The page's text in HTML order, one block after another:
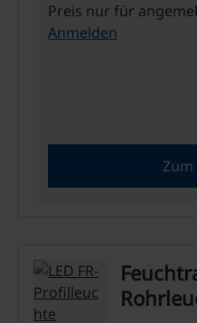
Preis nur für
Anmelden